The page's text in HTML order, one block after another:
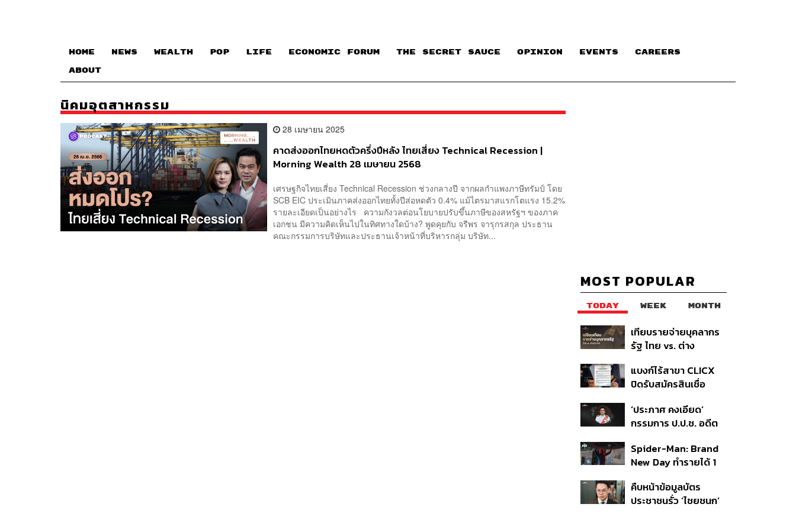
HOME NEWS WEALTH POP LIFE ECONOMIC FORUM THE SECRET SAUCE​ OPINION EVENTS CAREERS
ABOUT
นิคมอุตสาหกรรม
28 เมษายน 2025
คาดส่งออกไทยหดตัวครึ่งปีหลัง ไทยเสี่ยง Technical Recession |
Morning Wealth 28 เมษายน 2568
เศรษฐกิจไทยเสี่ยง Technical Recession ช่วงกลางปี จากผลกำแพงภาษีทรัมป์ โดย
SCB EIC ประเมินภาคส่งออกไทยทั้งปีส่อหดตัว 0.4% แม้ไตรมาสแรกโตแรง 15.2%
รายละเอียดเป็นอย่างไร ความกังวลต่อนโยบายปรับขึ้นภาษีของสหรัฐฯ ของภาค
เอกชน มีความคิดเห็นไปในทิศทางใดบ้าง? พูดคุยกับ จรีพร จารุกรสกุล ประธาน
คณะกรรมการบริษัทและประธานเจ้าหน้าที่บริหารกลุ่ม บริษัท...
MOST POPULAR
TODAY WEEK MONTH
เทียบรายจ่ายบุคลากร
รัฐ ไทย vs. ต่าง
100 บาทของคนไทยใช้
ไปกับข้าราชการเฉียด
แบงก์ไร้สาขา CLICX
ปิดรับสมัครสินเชื่อ
สัญญาณเตือนกลุ่มกู้
เงินผิดวัตถุประสงค์-ให้
คดีเด็ดขาด
‘ประภาศ คงเอียด’
กรรมการ ป.ป.ช. อดีต
ถึงแก่อนิจกรรม
Spider-Man: Brand
New Day ทำรายได้ 1
โลกภายใน 6 วัน
คืบหน้าข้อมูลบัตร
ประชาชนรั่ว ‘ไชยชนก’